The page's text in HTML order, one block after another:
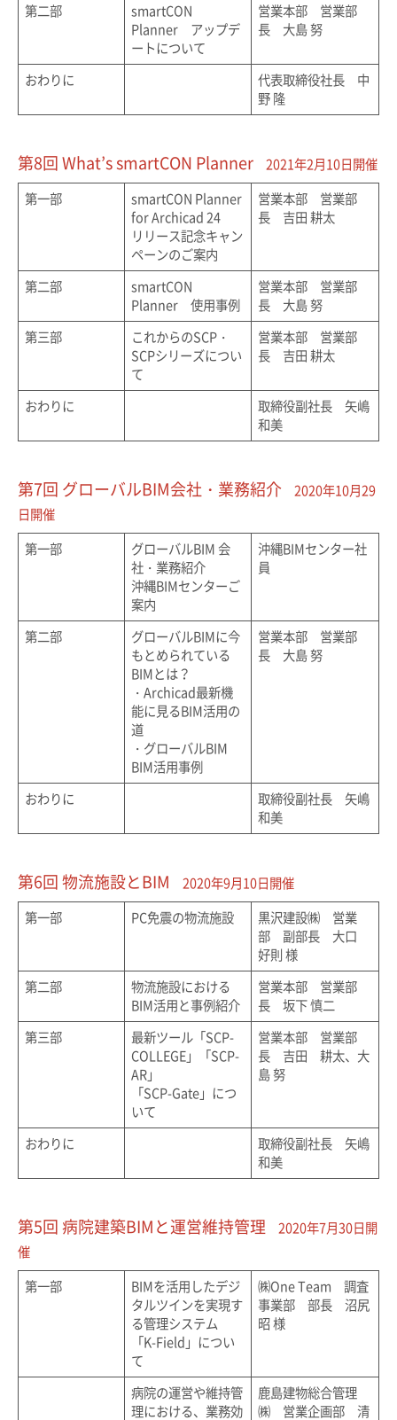
第二部
smartCON
Planner アップデ
ートについて
営業本部 営業部
長 大島 努
おわりに
代表取締役社長 中
野 隆
第8回 What’s smartCON Planner
2021年2月10日開催
第一部
smartCON Planner
for Archicad 24
リリース記念キャン
ペーンのご案内
営業本部 営業部
長 吉田 耕太
第二部
smartCON
Planner 使用事例
営業本部 営業部
長 大島 努
第三部
これからのSCP・
SCPシリーズについ
て
営業本部 営業部
長 吉田 耕太
おわりに
取締役副社長 矢嶋
和美
第7回 グローバルBIM会社・業務紹介
2020年10月29
日開催
第一部
グローバルBIM 会
社・業務紹介
沖縄BIMセンターご
案内
沖縄BIMセンター社
員
第二部
グローバルBIMに今
もとめられている
BIMとは？
・Archicad最新機
能に見るBIM活用の
道
・グローバルBIM
BIM活用事例
営業本部 営業部
長 大島 努
おわりに
取締役副社長 矢嶋
和美
第6回 物流施設とBIM
2020年9月10日開催
第一部
PC免震の物流施設
黒沢建設㈱ 営業
部 副部長 大口
好則 様
第二部
物流施設における
BIM活用と事例紹介
営業本部 営業部
長 坂下 慎二
第三部
最新ツール「SCP-
COLLEGE」「SCP-
AR」
「SCP-Gate」につ
いて
営業本部 営業部
長 吉田 耕太、大
島 努
おわりに
取締役副社長 矢嶋
和美
第5回 病院建築BIMと運営維持管理
2020年7月30日開
催
第一部
BIMを活用したデジ
タルツインを実現す
る管理システム
「K-Field」につい
て
㈱One Team 調査
事業部 部長 沼尻
昭 様
病院の運営や維持管
理における、業務効
鹿島建物総合管理
㈱ 営業企画部 清